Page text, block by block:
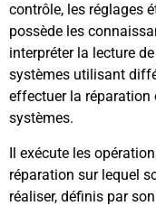
contrôle, les réglages
possède les
interpréter la lecture
systèmes utilisant
effectuer la réparation
systèmes.
Il exécute les
réparation sur lequel
réaliser, définis par